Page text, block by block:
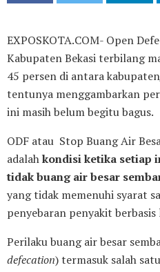
EXPOSKOTA.COM- Open
Kabupaten Bekasi terbilang
45 persen di antara
tentunya menggambarkan
ini masih belum begitu bagus.
ODF atau Stop Buang Air
adalahkondisi ketika setiap
tidak buang air besar
yang tidak memenuhi syarat
penyebaran penyakit
Perilaku buang air besar
defecation) termasuk salah